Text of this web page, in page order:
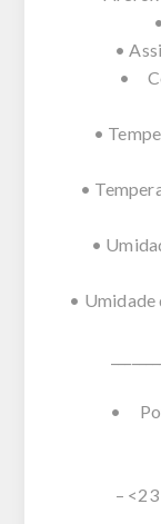
•
•
•
•
•
• Umidade
•
–